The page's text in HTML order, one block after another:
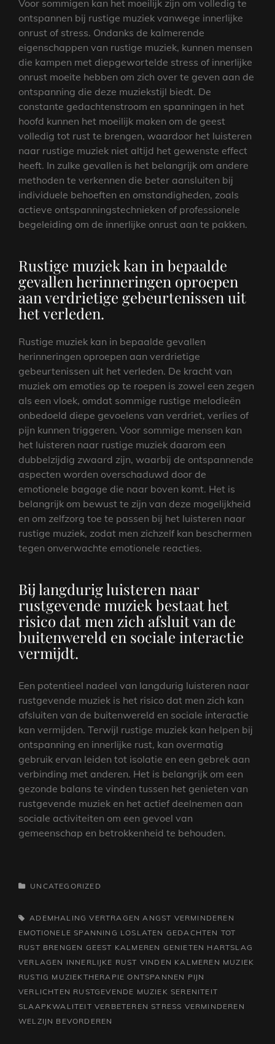
Voor sommigen kan het moeilijk zijn om volledig te
ontspannen bij rustige muziek vanwege innerlijke
onrust of stress. Ondanks de kalmerende
eigenschappen van rustige muziek, kunnen mensen
die kampen met diepgewortelde stress of innerlijke
onrust moeite hebben om zich over te geven aan de
ontspanning die deze muziekstijl biedt. De
constante gedachtenstroom en spanningen in het
hoofd kunnen het moeilijk maken om de geest
volledig tot rust te brengen, waardoor het luisteren
naar rustige muziek niet altijd het gewenste effect
heeft. In zulke gevallen is het belangrijk om andere
methoden te verkennen die beter aansluiten bij
individuele behoeften en omstandigheden, zoals
actieve ontspanningstechnieken of professionele
begeleiding om de innerlijke onrust aan te pakken.
Rustige muziek kan in bepaalde
gevallen herinneringen oproepen
aan verdrietige gebeurtenissen uit
het verleden.
Rustige muziek kan in bepaalde gevallen
herinneringen oproepen aan verdrietige
gebeurtenissen uit het verleden. De kracht van
muziek om emoties op te roepen is zowel een zegen
als een vloek, omdat sommige rustige melodieën
onbedoeld diepe gevoelens van verdriet, verlies of
pijn kunnen triggeren. Voor sommige mensen kan
het luisteren naar rustige muziek daarom een
dubbelzijdig zwaard zijn, waarbij de ontspannende
aspecten worden overschaduwd door de
emotionele bagage die naar boven komt. Het is
belangrijk om bewust te zijn van deze mogelijkheid
en om zelfzorg toe te passen bij het luisteren naar
rustige muziek, zodat men zichzelf kan beschermen
tegen onverwachte emotionele reacties.
Bij langdurig luisteren naar
rustgevende muziek bestaat het
risico dat men zich afsluit van de
buitenwereld en sociale interactie
vermijdt.
Een potentieel nadeel van langdurig luisteren naar
rustgevende muziek is het risico dat men zich kan
afsluiten van de buitenwereld en sociale interactie
kan vermijden. Terwijl rustige muziek kan helpen bij
ontspanning en innerlijke rust, kan overmatig
gebruik ervan leiden tot isolatie en een gebrek aan
verbinding met anderen. Het is belangrijk om een
gezonde balans te vinden tussen het genieten van
rustgevende muziek en het actief deelnemen aan
sociale activiteiten om een gevoel van
gemeenschap en betrokkenheid te behouden.
CATEGORIEËN
UNCATEGORIZED
TAGS,ADEMHALING VERTRAGEN ANGST VERMINDEREN
EMOTIONELE SPANNING LOSLATEN GEDACHTEN TOT
RUST BRENGEN GEEST KALMEREN GENIETEN HARTSLAG
VERLAGEN INNERLIJKE RUST VINDEN KALMEREN MUZIEK
RUSTIG MUZIEKTHERAPIE ONTSPANNEN PIJN
VERLICHTEN RUSTGEVENDE MUZIEK SERENITEIT
SLAAPKWALITEIT VERBETEREN STRESS VERMINDEREN
WELZIJN BEVORDEREN